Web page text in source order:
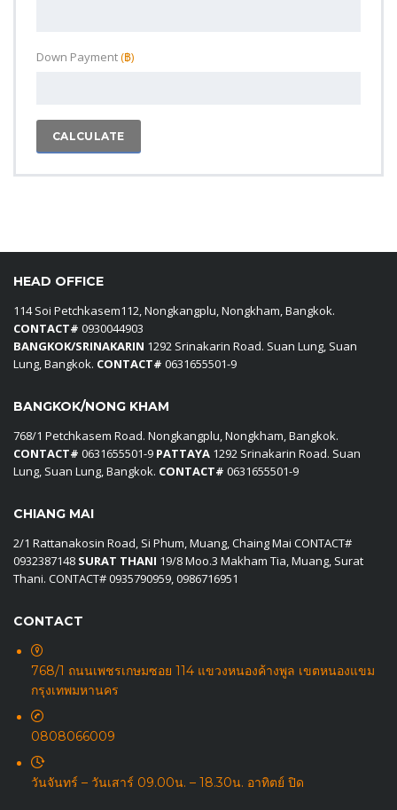
Down Payment(‎฿)
CALCULATE
HEAD OFFICE
114 Soi Petchkasem112, Nongkangplu, Nongkham, Bangkok.
CONTACT# 0930044903
BANGKOK/SRINAKARIN 1292 Srinakarin Road. Suan Lung, Suan
Lung, Bangkok. CONTACT# 0631655501-9
BANGKOK/NONG KHAM
768/1 Petchkasem Road. Nongkangplu, Nongkham, Bangkok.
CONTACT# 0631655501-9 PATTAYA 1292 Srinakarin Road. Suan
Lung, Suan Lung, Bangkok. CONTACT# 0631655501-9
CHIANG MAI
2/1 Rattanakosin Road, Si Phum, Muang, Chaing Mai CONTACT#
0932387148 SURAT THANI 19/8 Moo.3 Makham Tia, Muang, Surat
Thani. CONTACT# 0935790959, 0986716951
CONTACT
768/1 ถนนเพชรเกษมซอย 114 แขวงหนองค้างพูล เขตหนองแขม
กรุงเทพมหานคร
0808066009
วันจันทร์ – วันเสาร์ 09.00น. – 18.30น. อาทิตย์ ปิด